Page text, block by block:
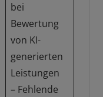
bei
Bewertung
von KI-
generierten
Leistungen
– Fehlende